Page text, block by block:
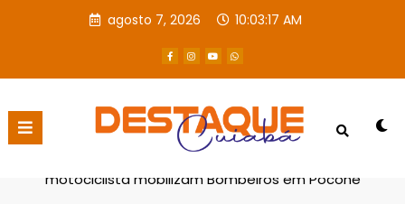
agosto 7, 2026 10:03:17 AM
Página inicial
Destaques
motociclista mobilizam Bombeiros em Poconé